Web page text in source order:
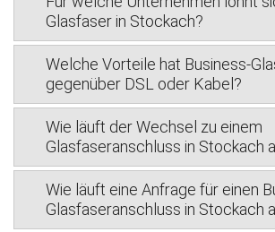
Glasfaser in Stockach?
Welche Vorteile hat Business-
gegenüber DSL oder Kabel?
Wie läuft der Wechsel zu einem
Glasfaseranschluss in Stockach
Wie läuft eine Anfrage für einen
Glasfaseranschluss in Stockach